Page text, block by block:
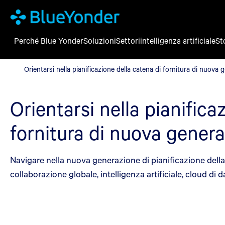
Orientarsi nella pianificazione della catena di fornitura di nuova
Perché Blue YonderSoluzioniSettoriintelligenza artificiale
Orientarsi nella pianificazione della catena di fornitura di nuova
Orientarsi nella
fornitura di nuova
Navigare nella nuova generazione di pianificazione
collaborazione globale, intelligenza artificiale, cloud di